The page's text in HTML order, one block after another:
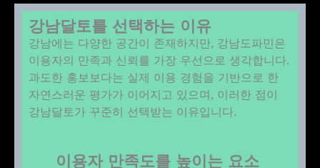
강남달토를 선택하는 이유
강남에는 다양한 공간이 존재하지만, 강남도파민은
이용자의 만족과 신뢰를 가장 우선으로 생각합니다.
과도한 홍보보다는 실제 이용 경험을 기반으로 한
자연스러운 평가가 이어지고 있으며, 이러한 점이
강남달토가 꾸준히 선택받는 이유입니다.
이용자 만족도를 높이는 요소